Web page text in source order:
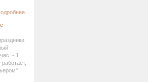
- 1